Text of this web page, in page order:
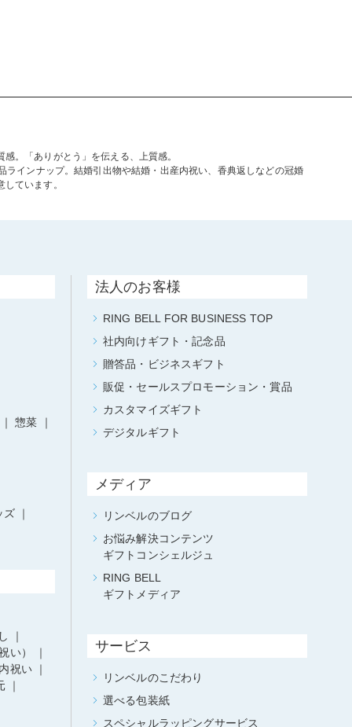
。「ありがとう」を伝える、上質感。
インナップ。結婚引出物や結婚・出産内祝い、香典返しなどの冠婚
ています。
惣菜
ズ
い）
祝い
法人のお客様
RING BELL FOR BUSINESS TOP
社内向けギフト・記念品
贈答品・ビジネスギフト
販促・セールスプロモーション・賞品
カスタマイズギフト
デジタルギフト
メディア
リンベルのブログ
お悩み解決コンテンツ
ギフトコンシェルジュ
RING BELL
ギフトメディア
サービス
リンベルのこだわり
選べる包装紙
スペシャルラッピングサービス